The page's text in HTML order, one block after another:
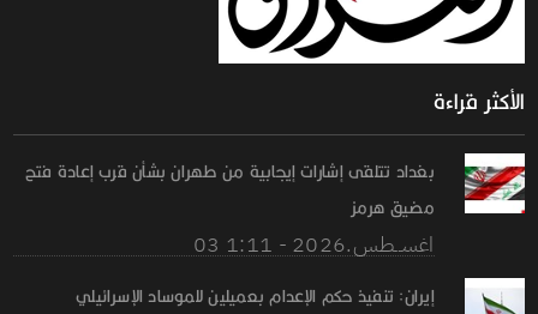
الأكثر قراءة
بغداد تتلقى إشارات إيجابية من طهران بشأن قرب إعادة فتح
مضيق هرمز
03 اغســطس.2026 - 1:11
إيران: تنفيذ حكم الإعدام بعميلين للموساد الإسرائيلي